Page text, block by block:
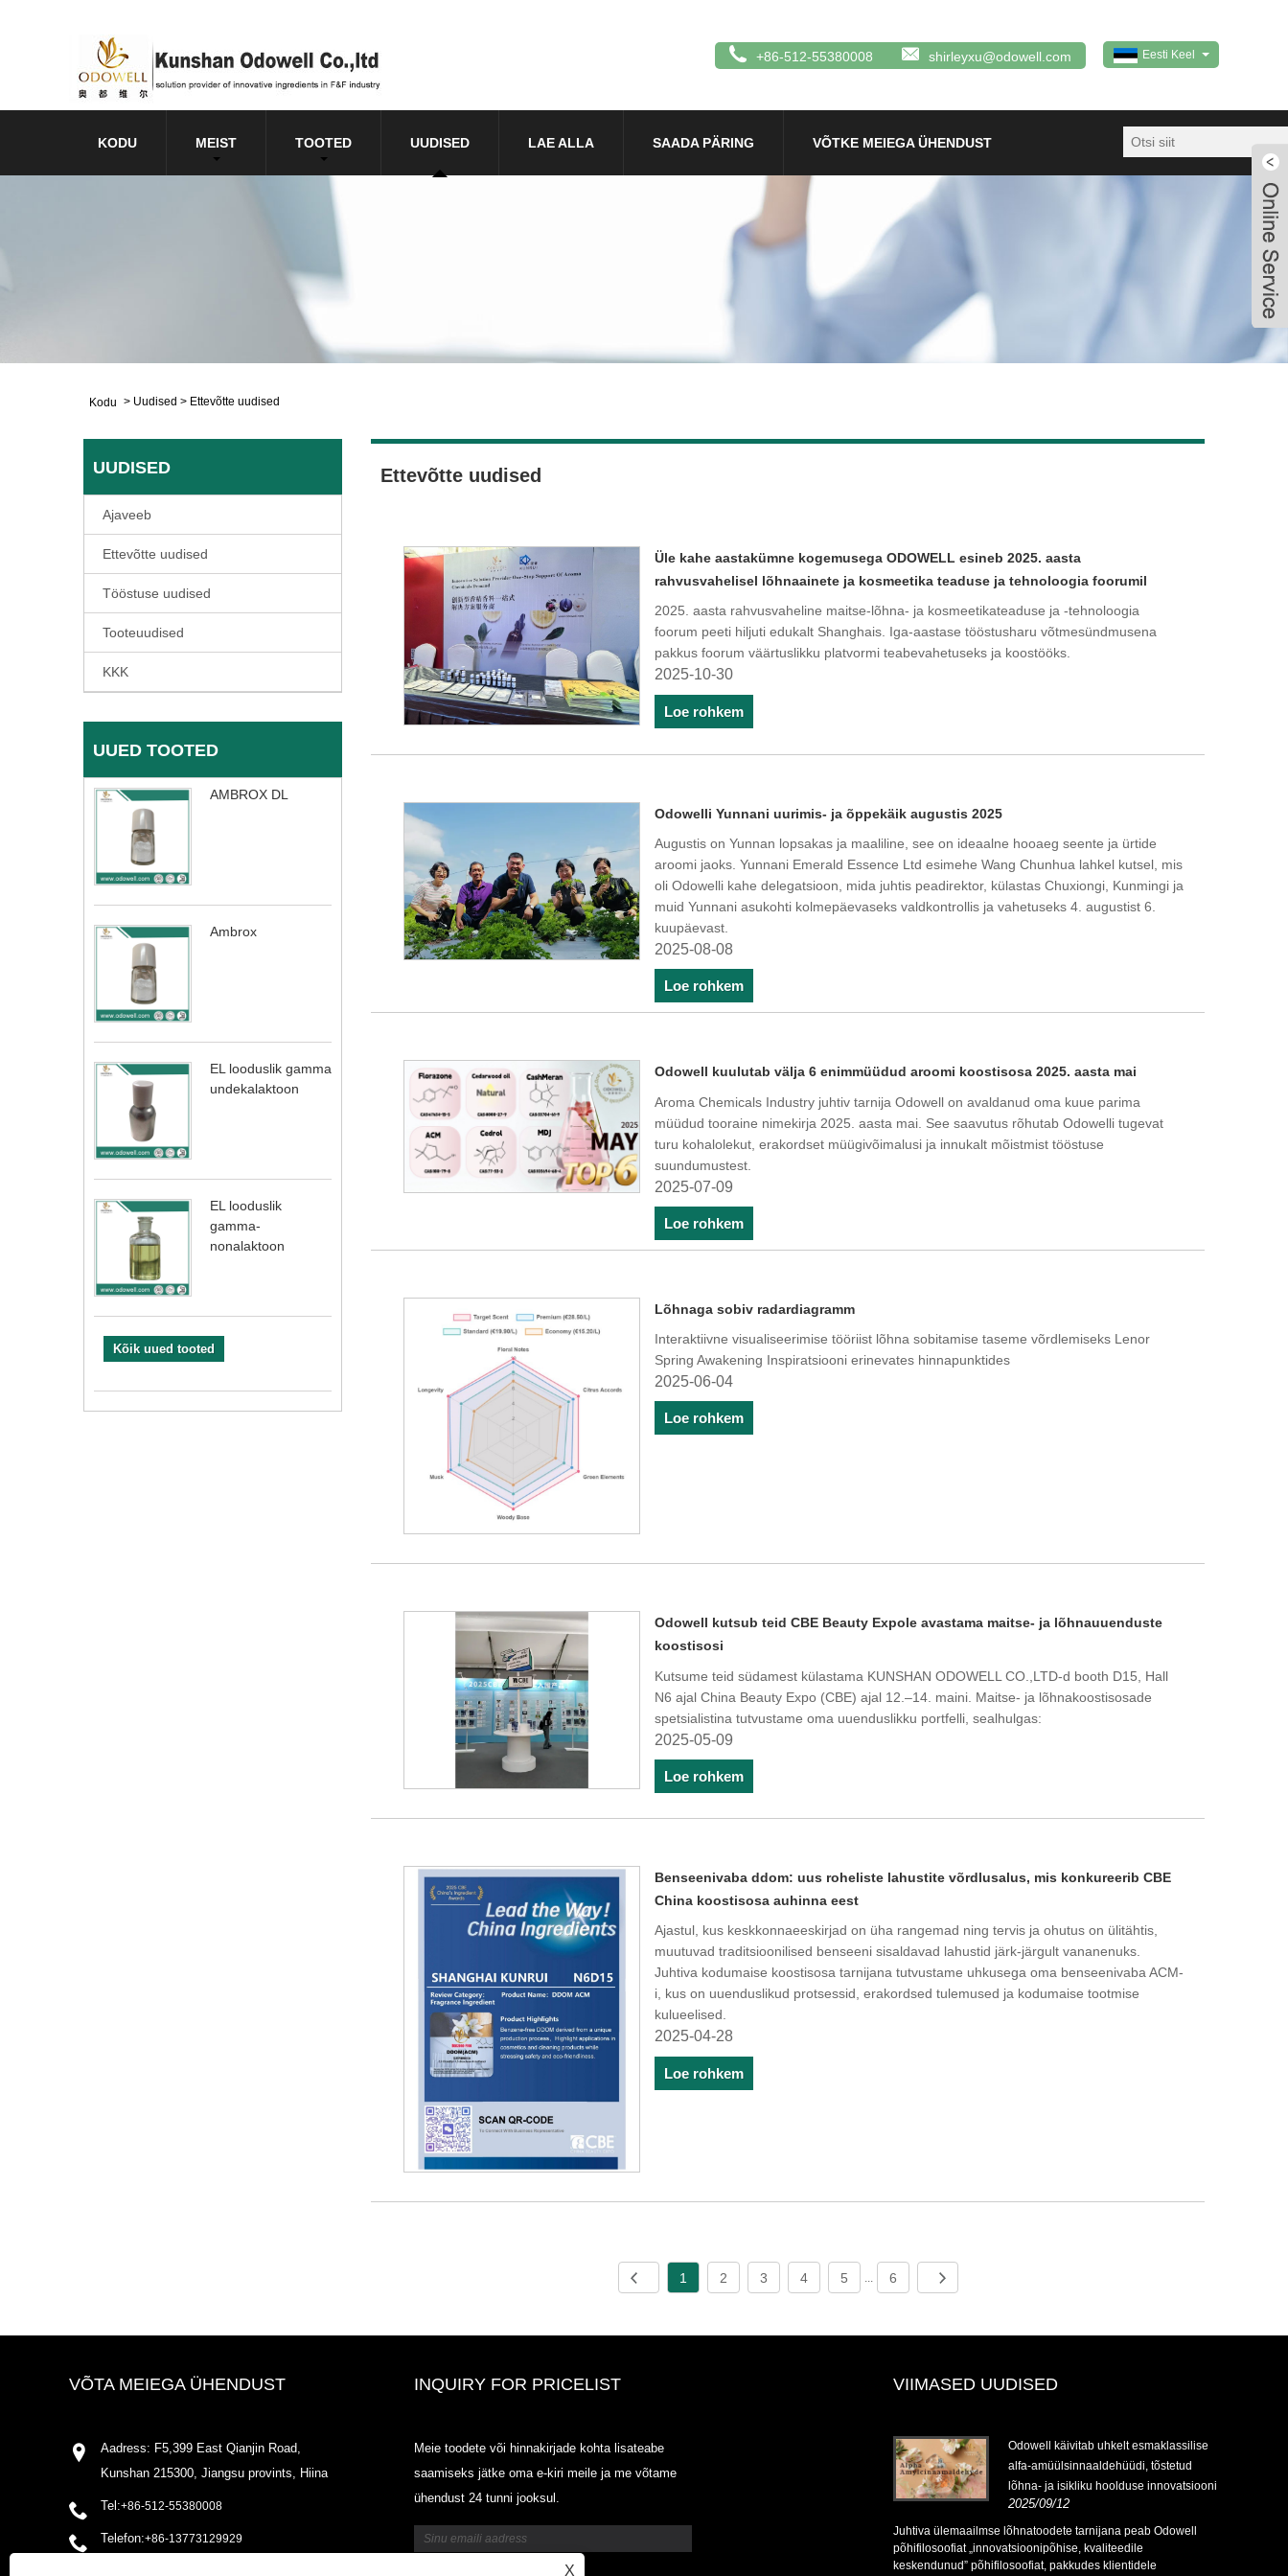
Eesti Keel
+86-512-55380008 shirleyxu@odowell.com
KODU MEIST TOOTED UUDISED LAE ALLA SAADA PÄRING VÕTKE MEIEGA ÜHENDUST
Kodu > Uudised > Ettevõtte uudised
UUDISED
Ajaveeb
Ettevõtte uudised
Tööstuse uudised
Tooteuudised
KKK
UUED TOOTED
AMBROX DL
Ambrox
EL looduslik gamma
undekalaktoon
EL looduslik
gamma-
nonalaktoon
Kõik uued tooted
Ettevõtte uudised
​Üle kahe aastakümne kogemusega ODOWELL esineb 2025. aasta
rahvusvahelisel lõhnaainete ja kosmeetika teaduse ja tehnoloogia foorumil
2025. aasta rahvusvaheline maitse-lõhna- ja kosmeetikateaduse ja -tehnoloogia
foorum peeti hiljuti edukalt Shanghais. Iga-aastase tööstusharu võtmesündmusena
pakkus foorum väärtuslikku platvormi teabevahetuseks ja koostööks.
2025-10-30
Loe rohkem
Odowelli Yunnani uurimis- ja õppekäik augustis 2025
Augustis on Yunnan lopsakas ja maaliline, see on ideaalne hooaeg seente ja ürtide
aroomi jaoks. Yunnani Emerald Essence Ltd esimehe Wang Chunhua lahkel kutsel, mis
oli Odowelli kahe delegatsioon, mida juhtis peadirektor, külastas Chuxiongi, Kunmingi ja
muid Yunnani asukohti kolmepäevaseks valdkontrollis ja vahetuseks 4. augustist 6.
kuupäevast.
2025-08-08
Loe rohkem
Odowell kuulutab välja 6 enimmüüdud aroomi koostisosa 2025. aasta mai
Aroma Chemicals Industry juhtiv tarnija Odowell on avaldanud oma kuue parima
müüdud tooraine nimekirja 2025. aasta mai. See saavutus rõhutab Odowelli tugevat
turu kohalolekut, erakordset müügivõimalusi ja innukalt mõistmist tööstuse
suundumustest.
2025-07-09
Loe rohkem
Lõhnaga sobiv radardiagramm
Interaktiivne visualiseerimise tööriist lõhna sobitamise taseme võrdlemiseks Lenor
Spring Awakening Inspiratsiooni erinevates hinnapunktides
2025-06-04
Loe rohkem
Odowell kutsub teid CBE Beauty Expole avastama maitse- ja lõhnauuenduste
koostisosi
Kutsume teid südamest külastama KUNSHAN ODOWELL CO.,LTD-d booth D15, Hall
N6 ajal China Beauty Expo (CBE) ajal 12.–14. maini. Maitse- ja lõhnakoostisosade
spetsialistina tutvustame oma uuenduslikku portfelli, sealhulgas:
2025-05-09
Loe rohkem
Benseenivaba ddom: uus roheliste lahustite võrdlusalus, mis konkureerib CBE
China koostisosa auhinna eest
Ajastul, kus keskkonnaeeskirjad on üha rangemad ning tervis ja ohutus on ülitähtis,
muutuvad traditsioonilised benseeni sisaldavad lahustid järk-järgult vananenuks.
Juhtiva kodumaise koostisosa tarnijana tutvustame uhkusega oma benseenivaba ACM-
i, kus on uuenduslikud protsessid, erakordsed tulemused ja kodumaise tootmise
kulueelised.
2025-04-28
Loe rohkem
1 2 3 4 5 ... 6
VÕTA MEIEGA ÜHENDUST
Aadress: F5,399 East Qianjin Road,
Kunshan 215300, Jiangsu provints, Hiina
Tel:+86-512-55380008
Telefon:+86-13773129929
INQUIRY FOR PRICELIST
Meie toodete või hinnakirjade kohta lisateabe
saamiseks jätke oma e-kiri meile ja me võtame
ühendust 24 tunni jooksul.
VIIMASED UUDISED
20125.6.14-2025.07.25
Odowell käivitab uhkelt esmaklassilise
alfa-amüülsinnaaldehüüdi, tõstetud
lõhna- ja isikliku hoolduse innovatsiooni
2025/09/12
Juhtiva ülemaailmse lõhnatoodete tarnijana peab Odowell
põhifilosoofiat „innovatsioonipõhise, kvaliteedile
keskendunud” põhifilosoofiat, pakkudes klientidele
X